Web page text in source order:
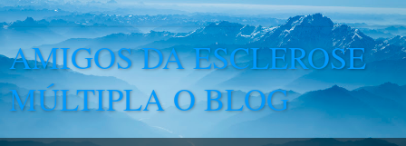
AMIGOS DA ESCLEROSE
MÚLTIPLA O BLOG